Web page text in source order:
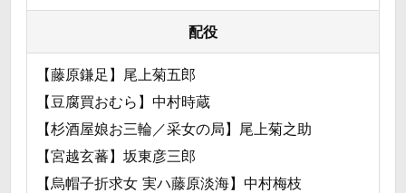
配役
【藤原鎌足】尾上菊五郎
【豆腐買おむら】中村時蔵
【杉酒屋娘お三輪／采女の局】尾上菊之助
【宮越玄蕃】坂東彦三郎
【烏帽子折求女 実ハ藤原淡海】中村梅枝